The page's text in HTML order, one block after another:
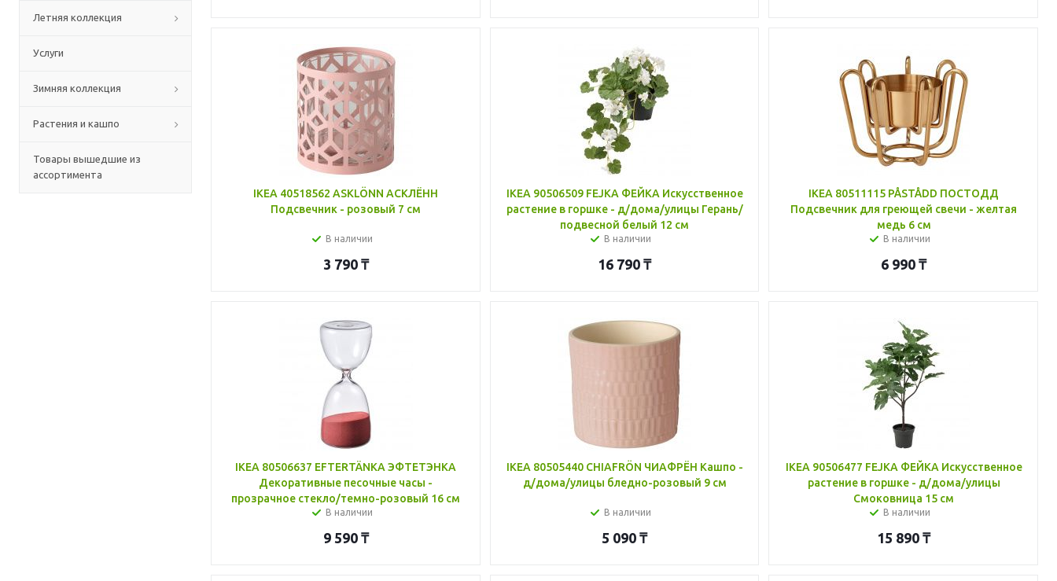
Летняя коллекция
Услуги
Зимняя коллекция
Растения и кашпо
Товары вышедшие из
ассортимента
IKEA 40518562 ASKLÖNN АСКЛЁНН
Подсвечник - розовый 7 см
В наличии
3 790₸
IKEA 90506509 FEJKA ФЕЙКА Искусственное
растение в горшке - д/дома/улицы Герань/
подвесной белый 12 см
В наличии
16 790 ₸
IKEA 80511115 PÅSTÅDD ПОСТОДД
Подсвечник для греющей свечи - желтая
медь 6 см
В наличии
6 990 ₸
IKEA 80506637 EFTERTÄNKA ЭФТЕТЭНКА
Декоративные песочные часы -
прозрачное стекло/темно-розовый 16 см
В наличии
9 590₸
IKEA 80505440 CHIAFRÖN ЧИАФРЁН Кашпо -
д/дома/улицы бледно-розовый 9 см
В наличии
5 090 ₸
IKEA 90506477 FEJKA ФЕЙКА Искусственное
растение в горшке - д/дома/улицы
Смоковница 15 см
В наличии
15 890 ₸